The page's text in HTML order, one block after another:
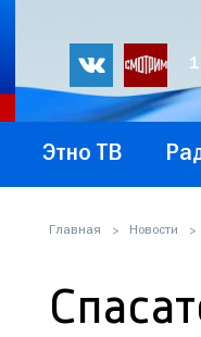
Этно ТВ
Главная Новости